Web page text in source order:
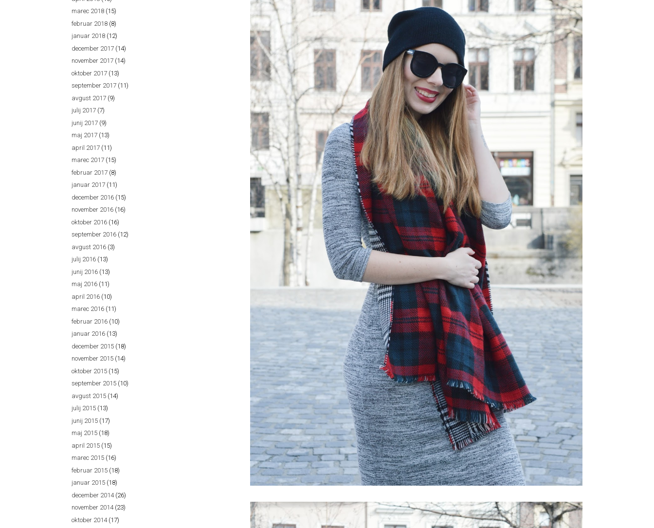
marec 2018 (15)
februar 2018 (8)
januar 2018 (12)
december 2017 (14)
november 2017 (14)
oktober 2017 (13)
september 2017 (11)
avgust 2017 (9)
julij 2017 (7)
junij 2017 (9)
maj 2017 (13)
april 2017 (11)
marec 2017 (15)
februar 2017 (8)
januar 2017 (11)
december 2016 (15)
november 2016 (16)
oktober 2016 (16)
september 2016 (12)
avgust 2016 (3)
julij 2016 (13)
junij 2016 (13)
maj 2016 (11)
april 2016 (10)
marec 2016 (11)
februar 2016 (10)
januar 2016 (13)
december 2015 (18)
november 2015 (14)
oktober 2015 (15)
september 2015 (10)
avgust 2015 (14)
julij 2015 (13)
junij 2015 (17)
maj 2015 (18)
april 2015 (15)
marec 2015 (16)
februar 2015 (18)
januar 2015 (18)
december 2014(26)
november 2014(23)
oktober 2014(17)